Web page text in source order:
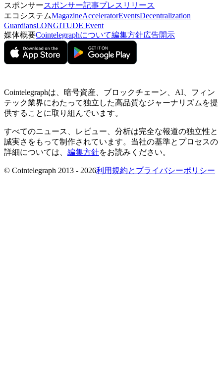
スポンサースポンサー記事プレスリリース
エコシステムMagazineAcceleratorEventsDecentralization
GuardiansLONGITUDE Event
媒体概要Cointelegraphについて編集方針広告開示
Cointelegraphは、暗号資産、ブロックチェーン、AI、フィン
テック業界にわたって独立した高品質なジャーナリズムを提
供することに取り組んでいます。
すべてのニュース、レビュー、分析は完全な報道の独立性と
誠実さをもって制作されています。当社の基準とプロセスの
詳細については、 編集方針をお読みください。
© Cointelegraph 2013 - 2026利用規約とプライバシーポリシー